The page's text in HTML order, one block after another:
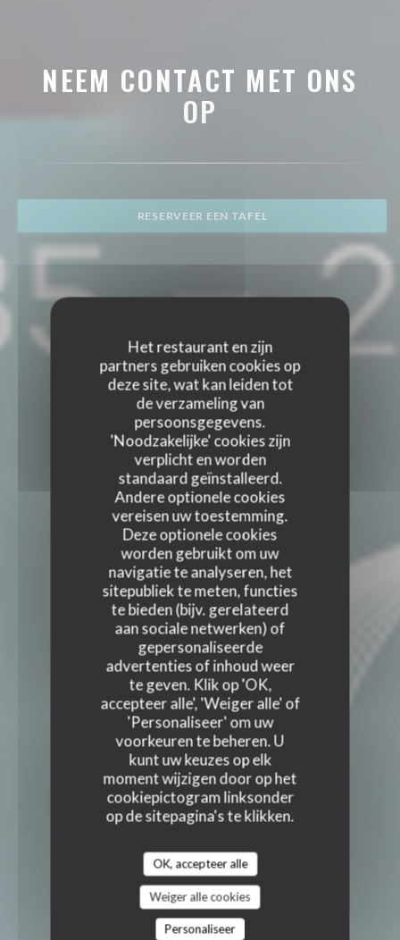
Het restaurant en zijn
partners gebruiken cookies op
deze site, wat kan leiden tot
de verzameling van
persoonsgegevens.
'Noodzakelijke' cookies zijn
verplicht en worden
standaard geïnstalleerd.
Andere optionele cookies
vereisen uw toestemming.
Deze optionele cookies
worden gebruikt om uw
navigatie te analyseren, het
sitepubliek te meten, functies
te bieden (bijv. gerelateerd
aan sociale netwerken) of
gepersonaliseerde
advertenties of inhoud weer
te geven. Klik op 'OK,
accepteer alle', 'Weiger alle' of
'Personaliseer' om uw
voorkeuren te beheren. U
kunt uw keuzes op elk
moment wijzigen door op het
cookiepictogram linksonder
op de sitepagina's te klikken.
OK, accepteer alle
Weiger alle cookies
Personaliseer
NEEM CONTACT MET ONS
OP
RESERVEER EEN TAFEL